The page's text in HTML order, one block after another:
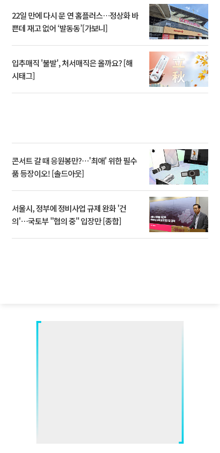
22일 만에 다시 문 연 홈플러스…정상화 바
쁜데 재고 없어 ‘발동동’[가보니]
입추매직 '불발', 처서매직은 올까요? [해
시태그]
콘서트 갈 때 응원봉만?⋯'최애' 위한 필수
품 등장이오! [솔드아웃]
서울시, 정부에 정비사업 규제 완화 '건
의'⋯국토부 "협의 중" 입장만 [종합]